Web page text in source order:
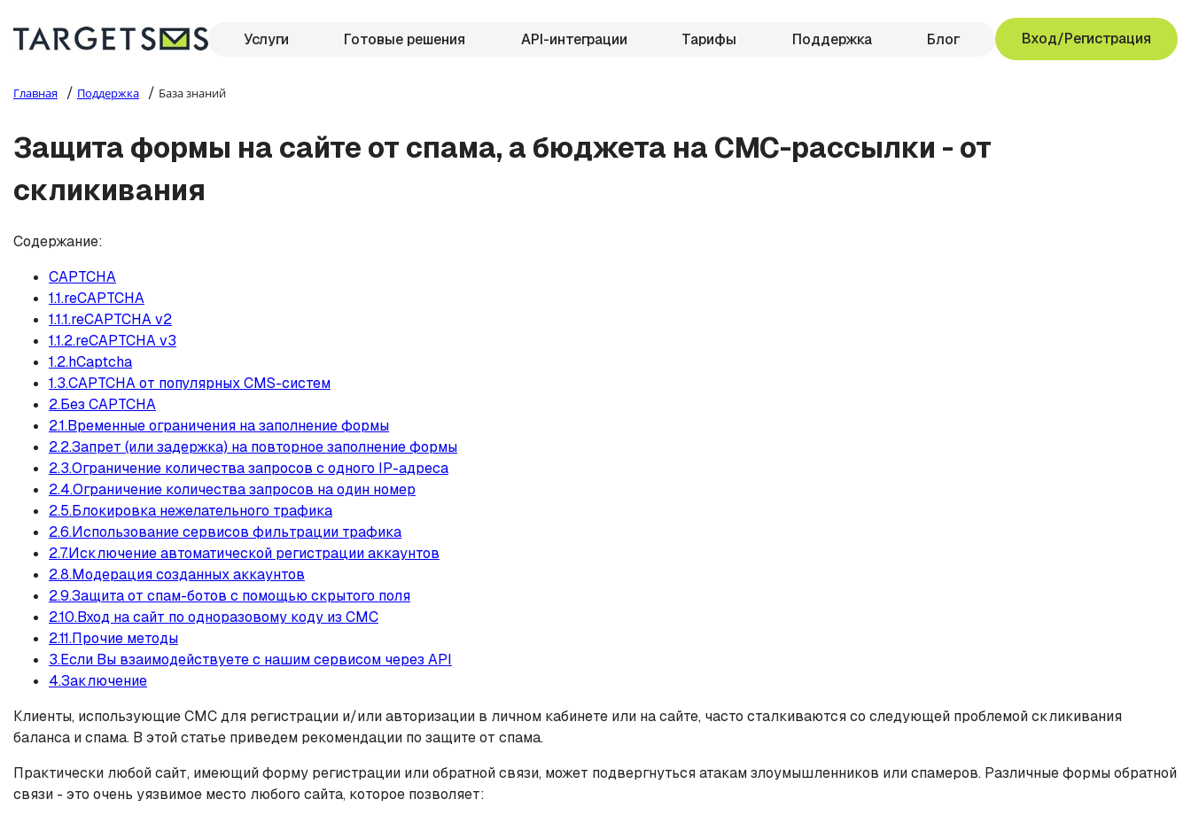
Услуги Готовые решения API-интеграции Тарифы Поддержка Блог Вход/Регистрация
Главная / Поддержка / База знаний
Защита формы на сайте от спама, а бюджета на СМС-рассылки - от
скликивания
Содержание:
CAPTCHA
1.1.reCAPTCHA
1.1.1.reCAPTCHA v2
1.1.2.reCAPTCHA v3
1.2.hCaptcha
1.3.CAPTCHA от популярных CMS-систем
2.Без CAPTCHA
2.1.Временные ограничения на заполнение формы
2.2.Запрет (или задержка) на повторное заполнение формы
2.3.Ограничение количества запросов с одного IP-адреса
2.4.Ограничение количества запросов на один номер
2.5.Блокировка нежелательного трафика
2.6.Использование сервисов фильтрации трафика
2.7.Исключение автоматической регистрации аккаунтов
2.8.Модерация созданных аккаунтов
2.9.Защита от спам-ботов с помощью скрытого поля
2.10.Вход на сайт по одноразовому коду из СМС
2.11.Прочие методы
3.Если Вы взаимодействуете с нашим сервисом через API
4.Заключение
Клиенты, использующие СМС для регистрации и/или авторизации в личном кабинете или на сайте, часто сталкиваются со следующей проблемой скликивания
баланса и спама. В этой статье приведем рекомендации по защите от спама.
Практически любой сайт, имеющий форму регистрации или обратной связи, может подвергнуться атакам злоумышленников или спамеров. Различные формы обратной
связи - это очень уязвимое место любого сайта, которое позволяет: